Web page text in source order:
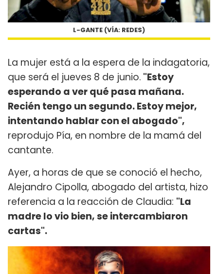
L-GANTE (VÍA: REDES)
La mujer está a la espera de la indagatoria,
que será el jueves 8 de junio. "Estoy
esperando a ver qué pasa mañana.
Recién tengo un segundo. Estoy mejor,
intentando hablar con el abogado",
reprodujo Pía, en nombre de la mamá del
cantante.
Ayer, a horas de que se conoció el hecho,
Alejandro Cipolla, abogado del artista, hizo
referencia a la reacción de Claudia: "La
madre lo vio bien, se intercambiaron
cartas".